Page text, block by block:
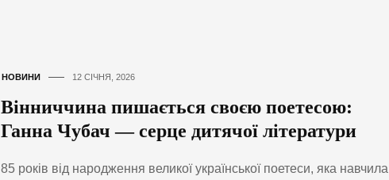
НОВИНИ 12 СІЧНЯ, 2026
Вінниччина пишається своєю поетесою:
Ганна Чубач — серце дитячої літератури
85 років від народження великої української поетеси, яка навчила